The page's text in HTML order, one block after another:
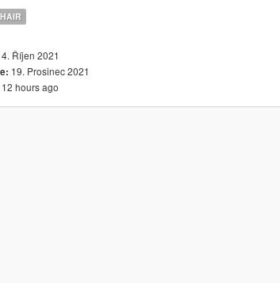
Říjen 2021
19. Prosinec 2021
12 hours ago